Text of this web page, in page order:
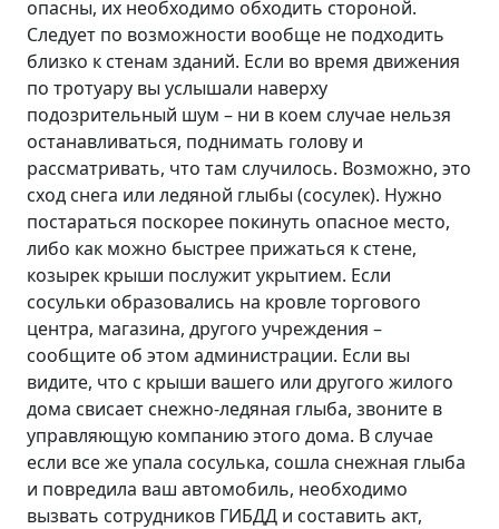
опасны, их необходимо обходить стороной.
Следует по возможности вообще не подходить
близко к стенам зданий. Если во время движения
по тротуару вы услышали наверху
подозрительный шум – ни в коем случае нельзя
останавливаться, поднимать голову и
рассматривать, что там случилось. Возможно, это
сход снега или ледяной глыбы (сосулек). Нужно
постараться поскорее покинуть опасное место,
либо как можно быстрее прижаться к стене,
козырек крыши послужит укрытием. Если
сосульки образовались на кровле торгового
центра, магазина, другого учреждения –
сообщите об этом администрации. Если вы
видите, что с крыши вашего или другого жилого
дома свисает снежно-ледяная глыба, звоните в
управляющую компанию этого дома. В случае
если все же упала сосулька, сошла снежная глыба
и повредила ваш автомобиль, необходимо
вызвать сотрудников ГИБДД и составить акт,